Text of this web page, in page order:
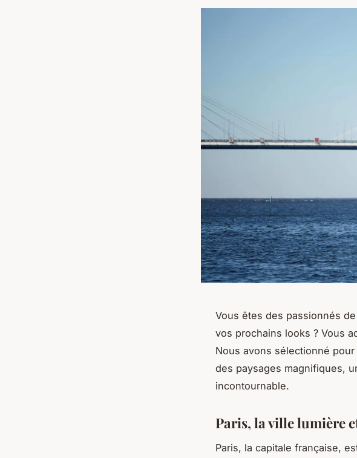
Vous êtes des passionnés
vos prochains looks ? Vous
Nous avons sélectionné
des paysages magnifiques,
incontournable.
Paris, la ville lumière
Paris, la capitale française,